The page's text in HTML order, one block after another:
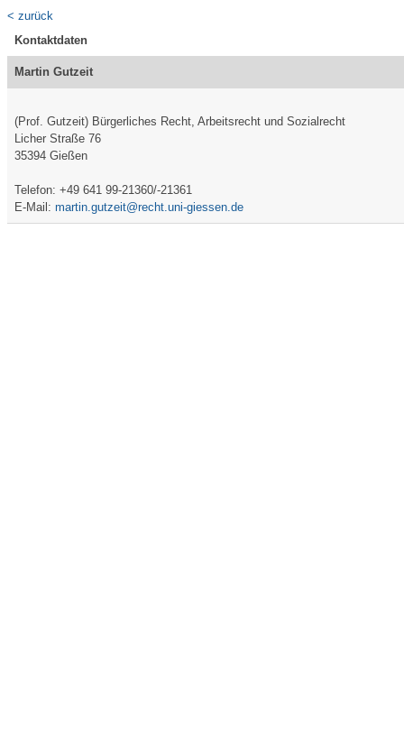
< zurück
Kontaktdaten
Martin Gutzeit
(Prof. Gutzeit) Bürgerliches Recht, Arbeitsrecht und Sozialrecht
Licher Straße 76
35394 Gießen
Telefon: +49 641 99-21360/-21361
E-Mail: martin.gutzeit@recht.uni-giessen.de